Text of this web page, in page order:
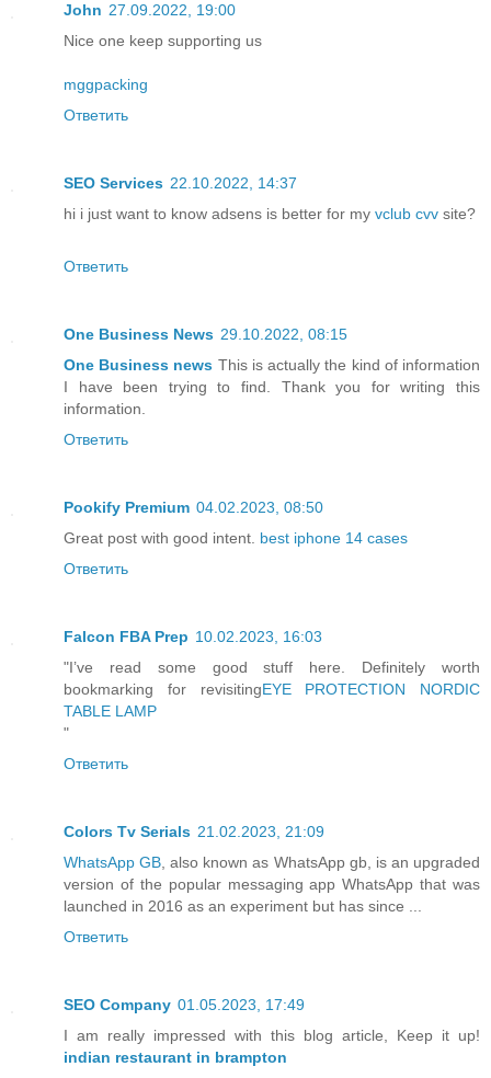
John 27.09.2022, 19:00
Nice one keep supporting us
mggpacking
Ответить
SEO Services 22.10.2022, 14:37
hi i just want to know adsens is better for my vclub cvv site?
Ответить
One Business News 29.10.2022, 08:15
One Business news This is actually the kind of information
I have been trying to find. Thank you for writing this
information.
Ответить
Pookify Premium 04.02.2023, 08:50
Great post with good intent. best iphone 14 cases
Ответить
Falcon FBA Prep 10.02.2023, 16:03
"I’ve read some good stuff here. Definitely worth
bookmarking for revisitingEYE PROTECTION NORDIC
TABLE LAMP
"
Ответить
Colors Tv Serials 21.02.2023, 21:09
WhatsApp GB, also known as WhatsApp gb, is an upgraded
version of the popular messaging app WhatsApp that was
launched in 2016 as an experiment but has since ...
Ответить
SEO Company 01.05.2023, 17:49
I am really impressed with this blog article, Keep it up!
indian restaurant in brampton